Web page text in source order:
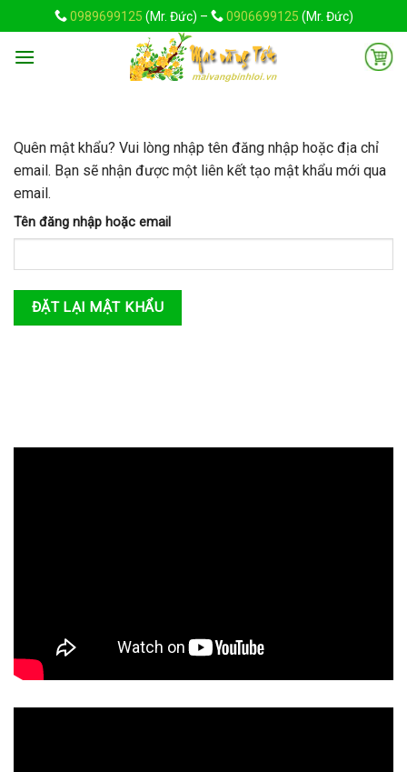
to
content
0989699125 (Mr. Đức) – 0906699125 (Mr. Đức)
Quên mật khẩu? Vui lòng nhập tên đăng nhập hoặc địa chỉ
email. Bạn sẽ nhận được một liên kết tạo mật khẩu mới qua
email.
Tên đăng nhập hoặc email
ĐẶT LẠI MẬT KHẨU